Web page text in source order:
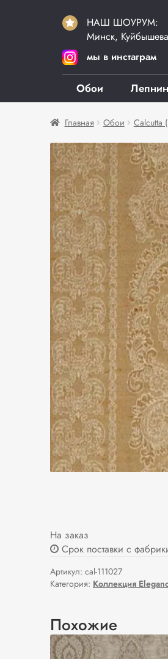
НАШ ШОУРУМ:
Минск,
мы в инстаграм
Обои
Главная Обои Calcutta
На заказ
Срок поставки с
Артикул: cal-111027
Категория: Коллекция
Похожие